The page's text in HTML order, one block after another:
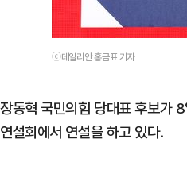
ⓒ데일리안 홍금표 기자
장동혁 국민의힘 당대표 후보가
연설회에서 연설을 하고 있다.